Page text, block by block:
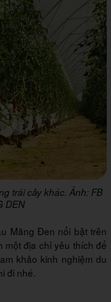
trái cây khác. Ảnh: FB
DEN
Măng Đen nổi bật trên
một địa chỉ yêu thích để
khảo kinh nghiệm du
đi nhé.